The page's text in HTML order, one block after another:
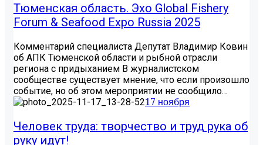
Тюменская область. Эхо Global Fishery
Forum & Seafood Expo Russia 2025
Комментарий специалиста Депутат Владимир Ковин
об АПК Тюменской области и рыбной отрасли
региона с придыханием В журналистском
сообществе существует мнение, что если произошло
событие, но об этом мероприятии не сообщило…
17 ноября
Человек труда: творчество и труд рука об
руку идут!